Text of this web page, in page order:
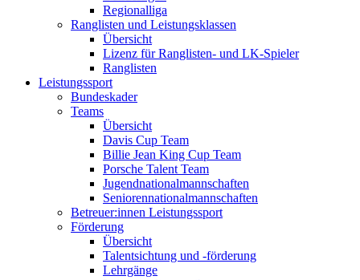
Regionalliga
Ranglisten und Leistungsklassen
Übersicht
Lizenz für Ranglisten- und LK-Spieler
Ranglisten
Leistungssport
Bundeskader
Teams
Übersicht
Davis Cup Team
Billie Jean King Cup Team
Porsche Talent Team
Jugendnationalmannschaften
Seniorennationalmannschaften
Betreuer:innen Leistungssport
Förderung
Übersicht
Talentsichtung und -förderung
Lehrgänge